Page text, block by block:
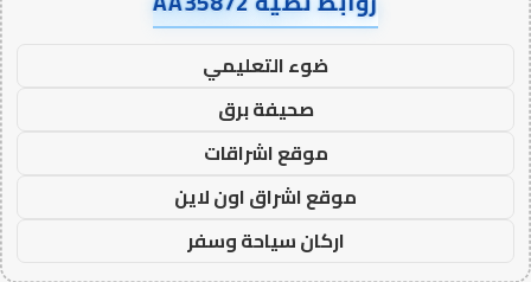
ضوء التعليمي
صحيفة برق
موقع اشراقات
موقع اشراق اون لاين
اركان سياحة وسفر